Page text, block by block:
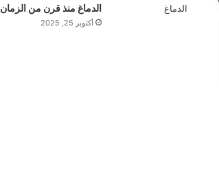
الدماغ منذ قرن من الزمان
أكتوبر 25, 2025